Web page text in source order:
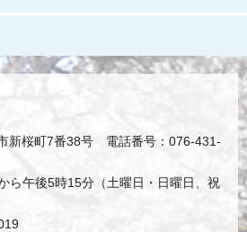
新桜町7番38号 電話番号：076-431-
ら午後5時15分（土曜日・日曜日、祝